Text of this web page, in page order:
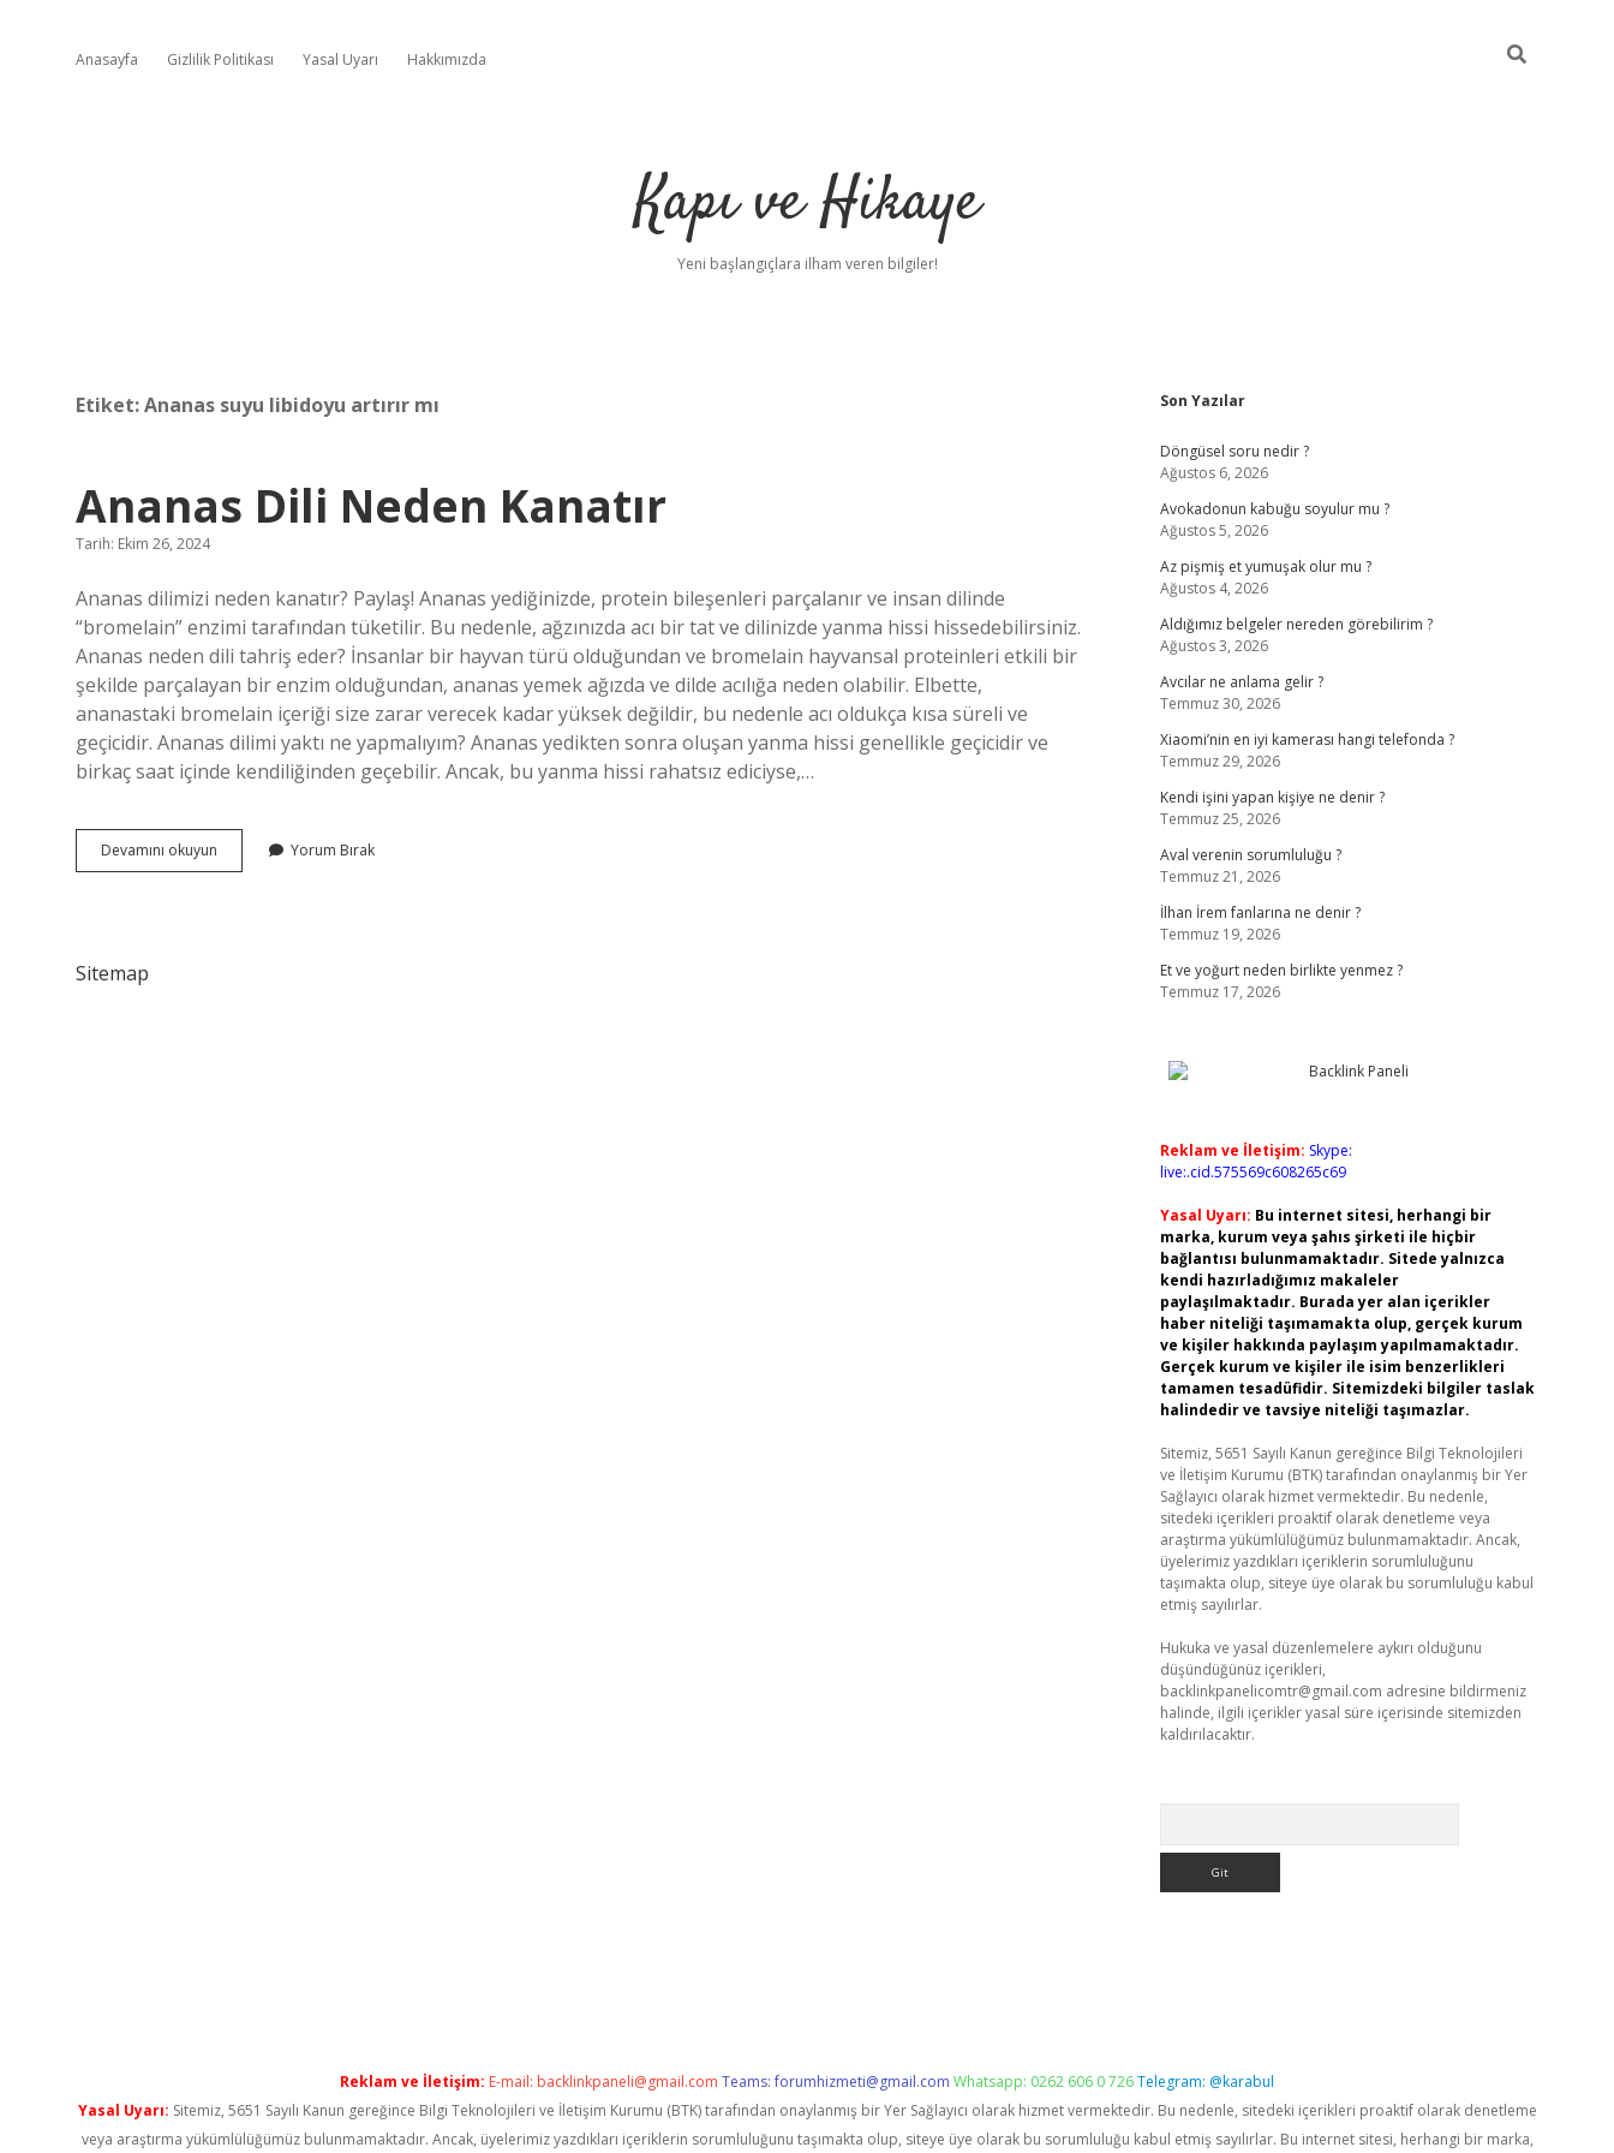
Anasayfa Gizlilik Politikası Yasal Uyarı Hakkımızda
Kapı ve Hikaye
Yeni başlangıçlara ilham veren bilgiler!
Etiket:Ananas suyu libidoyu artırır mı
Ananas Dili Neden Kanatır
Tarih: Ekim 26, 2024
Ananas dilimizi neden kanatır? Paylaş! Ananas yediğinizde, protein bileşenleri parçalanır ve insan dilinde
“bromelain” enzimi tarafından tüketilir. Bu nedenle, ağzınızda acı bir tat ve dilinizde yanma hissi hissedebilirsiniz.
Ananas neden dili tahriş eder? İnsanlar bir hayvan türü olduğundan ve bromelain hayvansal proteinleri etkili bir
şekilde parçalayan bir enzim olduğundan, ananas yemek ağızda ve dilde acılığa neden olabilir. Elbette,
ananastaki bromelain içeriği size zarar verecek kadar yüksek değildir, bu nedenle acı oldukça kısa süreli ve
geçicidir. Ananas dilimi yaktı ne yapmalıyım? Ananas yedikten sonra oluşan yanma hissi genellikle geçicidir ve
birkaç saat içinde kendiliğinden geçebilir. Ancak, bu yanma hissi rahatsız ediciyse,…
Devamını okuyun
Dili
Yorum Bırak
Sitemap
Sidebar
Son Yazılar
Döngüsel soru nedir ?
Ağustos 6, 2026
Avokadonun kabuğu soyulur mu ?
Ağustos 5, 2026
Az pişmiş et yumuşak olur mu ?
Ağustos 4, 2026
Aldığımız belgeler nereden görebilirim ?
Ağustos 3, 2026
Avcılar ne anlama gelir ?
Temmuz 30, 2026
Xiaomi’nin en iyi kamerası hangi telefonda ?
Temmuz 29, 2026
Kendi işini yapan kişiye ne denir ?
Temmuz 25, 2026
Aval verenin sorumluluğu ?
Temmuz 21, 2026
İlhan İrem fanlarına ne denir ?
Temmuz 19, 2026
Et ve yoğurt neden birlikte yenmez ?
Temmuz 17, 2026
Reklam ve İletişim: Skype:
live:.cid.575569c608265c69
Yasal Uyarı: Bu internet sitesi, herhangi bir
marka, kurum veya şahıs şirketi ile hiçbir
bağlantısı bulunmamaktadır. Sitede yalnızca
kendi hazırladığımız makaleler
paylaşılmaktadır. Burada yer alan içerikler
haber niteliği taşımamakta olup, gerçek kurum
ve kişiler hakkında paylaşım yapılmamaktadır.
Gerçek kurum ve kişiler ile isim benzerlikleri
tamamen tesadüfidir. Sitemizdeki bilgiler taslak
halindedir ve tavsiye niteliği taşımazlar.
Sitemiz, 5651 Sayılı Kanun gereğince Bilgi Teknolojileri
ve İletişim Kurumu (BTK) tarafından onaylanmış bir Yer
Sağlayıcı olarak hizmet vermektedir. Bu nedenle,
sitedeki içerikleri proaktif olarak denetleme veya
araştırma yükümlülüğümüz bulunmamaktadır. Ancak,
üyelerimiz yazdıkları içeriklerin sorumluluğunu
taşımakta olup, siteye üye olarak bu sorumluluğu kabul
etmiş sayılırlar.
Hukuka ve yasal düzenlemelere aykırı olduğunu
düşündüğünüz içerikleri,
backlinkpanelicomtr@gmail.com adresine bildirmeniz
halinde, ilgili içerikler yasal süre içerisinde sitemizden
kaldırılacaktır.
Reklam ve İletişim: E-mail: backlinkpaneli@gmail.com Teams:forumhizmeti@gmail.com Whatsapp: 0262 606 0 726Telegram: @karabul
Yasal Uyarı: Sitemiz, 5651 Sayılı Kanun gereğince Bilgi Teknolojileri ve İletişim Kurumu (BTK) tarafından onaylanmış bir Yer Sağlayıcı olarak hizmet vermektedir. Bu nedenle, sitedeki içerikleri proaktif olarak denetleme
veya araştırma yükümlülüğümüz bulunmamaktadır. Ancak, üyelerimiz yazdıkları içeriklerin sorumluluğunu taşımakta olup, siteye üye olarak bu sorumluluğu kabul etmiş sayılırlar. Bu internet sitesi, herhangi bir marka,